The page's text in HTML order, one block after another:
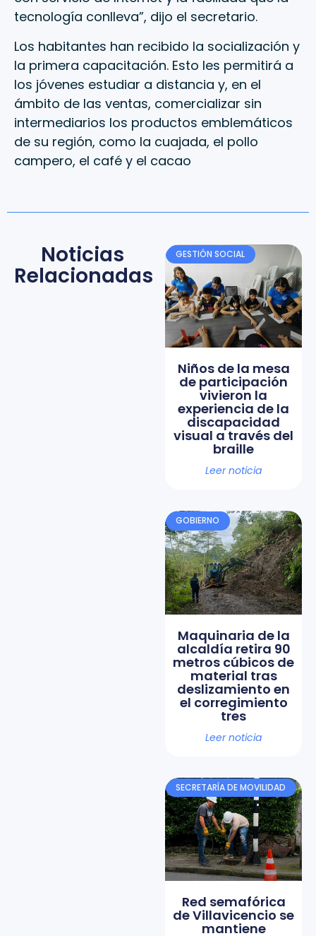
tecnología conlleva”, dijo el secretario.
Los habitantes han recibido la socialización y
la primera capacitación. Esto les permitirá a
los jóvenes estudiar a distancia y, en el
ámbito de las ventas, comercializar sin
intermediarios los productos emblemáticos
de su región, como la cuajada, el pollo
campero, el café y el cacao
Noticias
Relacionadas
GESTIÓN SOCIAL
Niños de la mesa
de participación
vivieron la
experiencia de la
discapacidad
visual a través del
braille
Leer noticia
GOBIERNO
Maquinaria de la
alcaldía retira 90
metros cúbicos de
material tras
deslizamiento en
el corregimiento
tres
Leer noticia
SECRETARÍA DE MOVILIDAD
Red semafórica
de Villavicencio se
mantiene